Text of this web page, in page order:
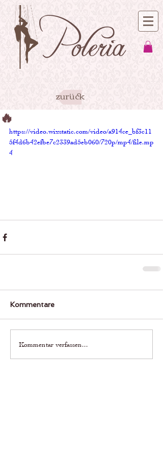
zurück
🔥
https://video.wixstatic.com/video/a914ce_bf3c11
5f4d6b42efbe7c2339ad5eb060/720p/mp4/file.mp
4
Kommentare
Kommentar verfassen...